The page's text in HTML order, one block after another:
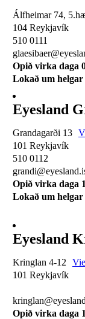
Álfheimar 74,
104 Reykjavík
510 0111
Opið virka daga
Lokað um helgar
Eyesland
Grandagarði 13
101 Reykjavík
510 0112
Opið virka daga
Lokað um helgar
Eyesland
Kringlan 4-12
101 Reykjavík
Opið virka daga